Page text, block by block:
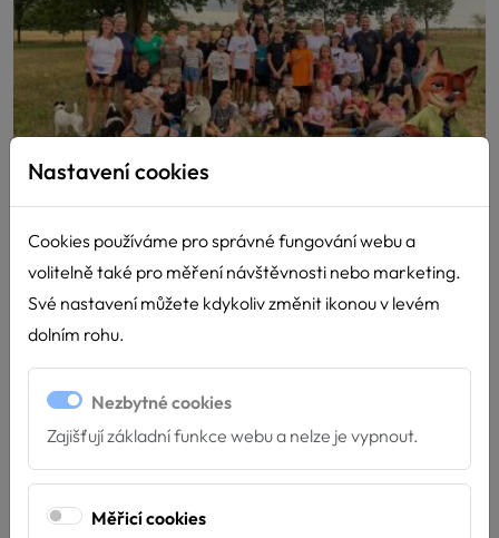
15. Hafíkův tábor 2026
8.8.2026
Město Zootropolis potřebovalo hrdiny a našlo je na
Nastavení cookies
Cookies používáme pro správné fungování webu a
volitelně také pro měření návštěvnosti nebo marketing.
Své nastavení můžete kdykoliv změnit ikonou v levém
dolním rohu.
Nezbytné cookies
Zajišťují základní funkce webu a nelze je vypnout.
Měřicí cookies